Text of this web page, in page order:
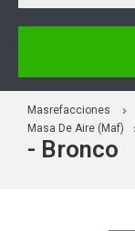
Masrefacciones
Masa De Aire (Maf)
- Bronco